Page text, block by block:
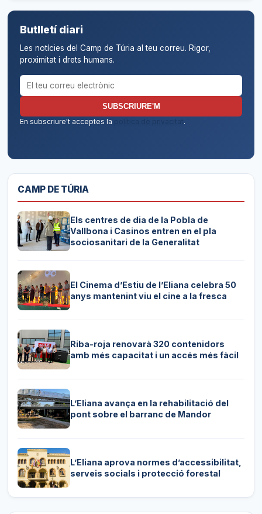
Butlletí diari
Les notícies del Camp de Túria al teu correu. Rigor,
proximitat i drets humans.
Correu electrònic per al butlletí
SUBSCRIURE'M
En subscriure't acceptes la
política de privacitat.
CAMP DE TÚRIA
Els centres de dia de la Pobla de
Vallbona i Casinos entren en el pla
sociosanitari de la Generalitat
El Cinema d’Estiu de l’Eliana celebra 50
anys mantenint viu el cine a la fresca
Riba-roja renovarà 320 contenidors
amb més capacitat i un accés més fàcil
L’Eliana avança en la rehabilitació del
pont sobre el barranc de Mandor
L’Eliana aprova normes d’accessibilitat,
serveis socials i protecció forestal